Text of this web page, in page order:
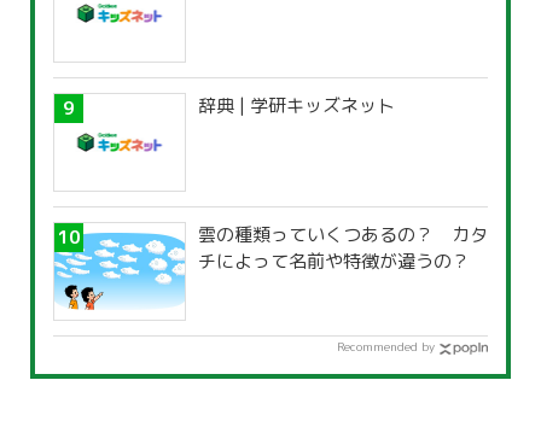
辞典 | 学研キッズネット
雲の種類っていくつあるの？ カタ
チによって名前や特徴が違うの？
Recommended by